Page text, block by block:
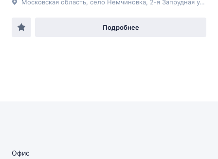
Московская область, село Немчиновка, 2-я Запрудная улица, 36
Подробнее
Офис